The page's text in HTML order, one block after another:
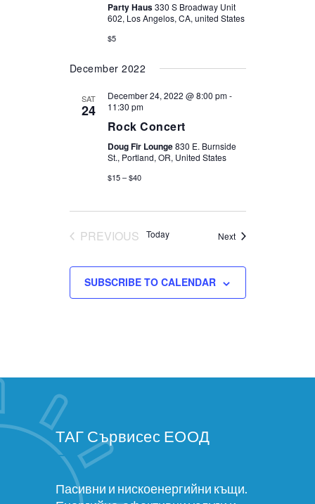
Party Haus330 S Broadway Unit
602, Los Angelos, CA, united States
$5
December 2022
SAT
24
December 24, 2022 @ 8:00 pm-
11:30 pm
Rock Concert
Doug Fir Lounge830 E. Burnside
St., Portland, OR, United States
$15 – $40
PREVIOUS
Today NextEvents
SUBSCRIBE TO CALENDAR
ТАГ Сървисес ЕООД
Пасивни и нискоенергийни къщи.